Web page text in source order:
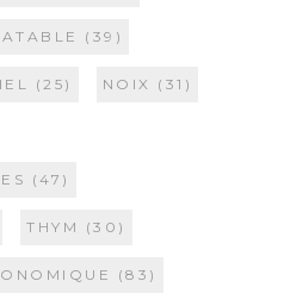
(39)
(25) NOIX (31)
(47)
THYM (30)
(83)